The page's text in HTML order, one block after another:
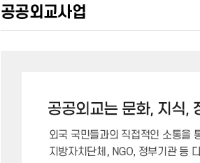
공공외교사업